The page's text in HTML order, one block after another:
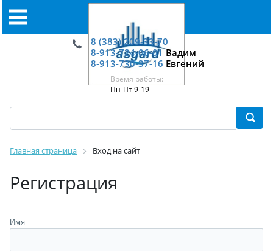
8 (383) 209-33-70
8-913-724-06-01Вадим
8-913-730-37-16 Евгений
Время работы:
Пн-Пт 9-19
Главная страница Вход на сайт
Регистрация
Имя